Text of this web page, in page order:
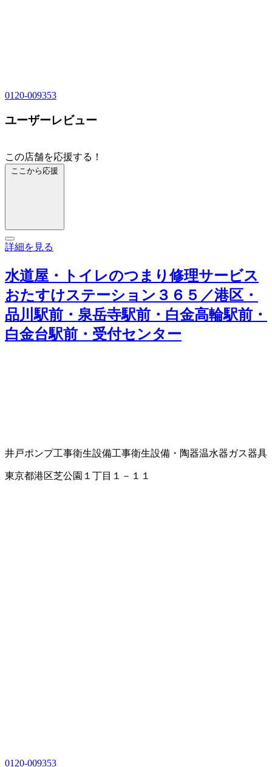
0120-009353
ユーザーレビュー
この店舗を応援する！
ここから応援
詳細を見る
水道屋・トイレのつまり修理サービス
おたすけステーション３６５／港区・
品川駅前・泉岳寺駅前・白金高輪駅前・
白金台駅前・受付センター
井戸ポンプ工事衛生設備工事衛生設備・陶器温水器ガス器具
東京都港区芝公園１丁目１－１１
0120-009353